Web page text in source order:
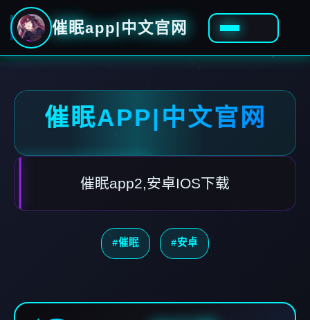
催眠app|中文官网
催眠APP|中文官网
催眠app2,安卓IOS下载
#催眠 #安卓